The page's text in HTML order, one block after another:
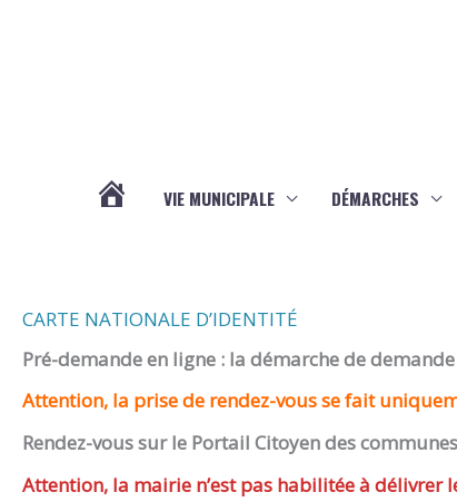
VIE MUNICIPALE DÉMARCHES
CARTE NATIONALE D’IDENTITÉ
Pré-demande en ligne : la démarche de
Attention, la prise de rendez-vous se fait
Rendez-vous sur le Portail Citoyen des
Attention, la mairie n’est pas habilitée à délivrer